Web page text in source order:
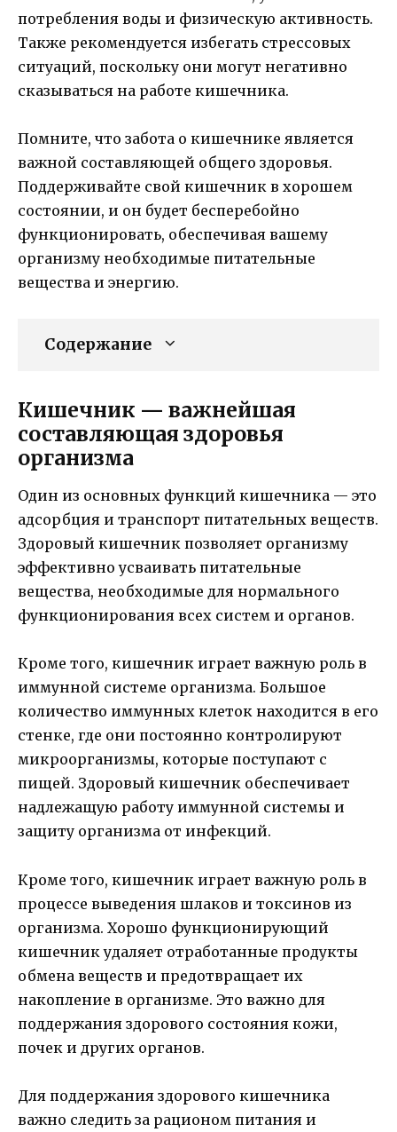
потребления воды и физическую активность.
Также рекомендуется избегать стрессовых
ситуаций, поскольку они могут негативно
сказываться на работе кишечника.
Помните, что забота о кишечнике является
важной составляющей общего здоровья.
Поддерживайте свой кишечник в хорошем
состоянии, и он будет бесперебойно
функционировать, обеспечивая вашему
организму необходимые питательные
вещества и энергию.
Содержание
Кишечник — важнейшая
составляющая здоровья
организма
Один из основных функций кишечника — это
адсорбция и транспорт питательных веществ.
Здоровый кишечник позволяет организму
эффективно усваивать питательные
вещества, необходимые для нормального
функционирования всех систем и органов.
Кроме того, кишечник играет важную роль в
иммунной системе организма. Большое
количество иммунных клеток находится в его
стенке, где они постоянно контролируют
микроорганизмы, которые поступают с
пищей. Здоровый кишечник обеспечивает
надлежащую работу иммунной системы и
защиту организма от инфекций.
Кроме того, кишечник играет важную роль в
процессе выведения шлаков и токсинов из
организма. Хорошо функционирующий
кишечник удаляет отработанные продукты
обмена веществ и предотвращает их
накопление в организме. Это важно для
поддержания здорового состояния кожи,
почек и других органов.
Для поддержания здорового кишечника
важно следить за рационом питания и